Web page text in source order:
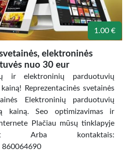
1.00 €
elektroninės
nuo 30 eur
ir elektroninių parduotuvių
Reprezentacinės svetainės
Elektroninių parduotuvių
kainą. Seo optimizavimas ir
Plačiau mūsų tinklapyje
Arba kontaktais:
860064690